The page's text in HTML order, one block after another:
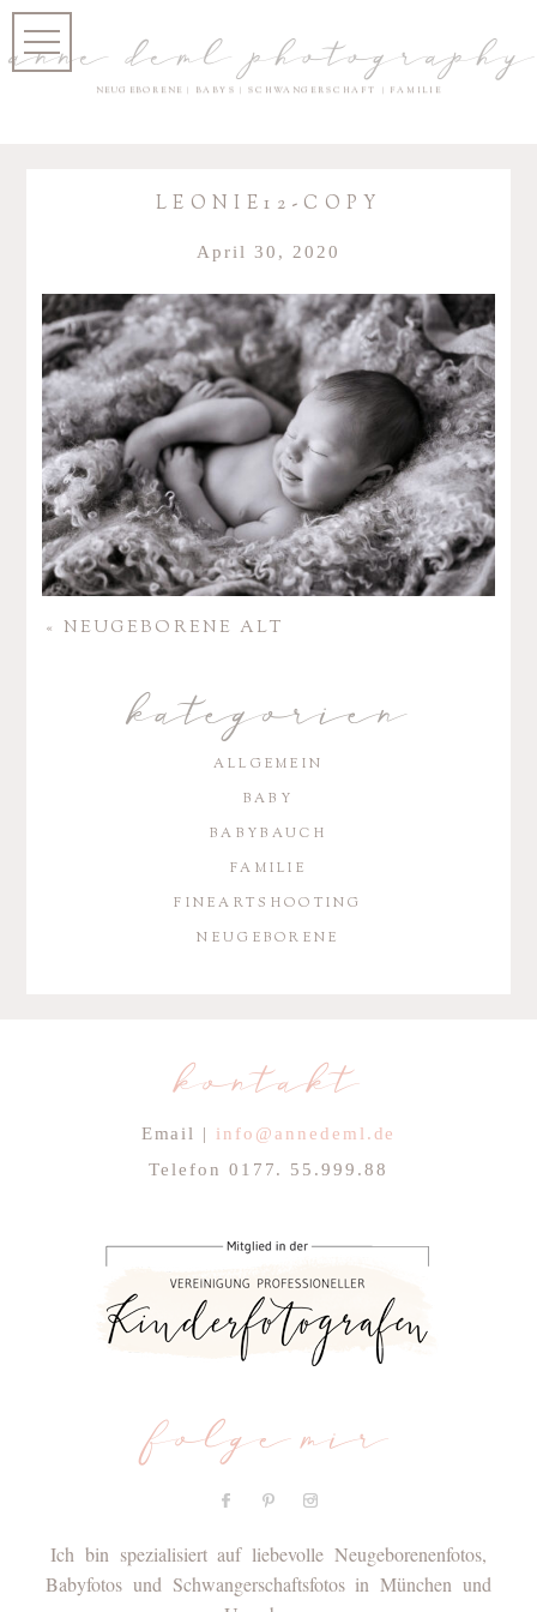
NEUGEBORENE | BABYS | SCHWANGERSCHAFT | FAMILIE
anne deml photography
LEONIE12-COPY
April 30, 2020
« NEUGE­BO­RENE ALT
kategorien
ALLGEMEIN
BABY
BABYBAUCH
FAMILIE
FINEARTSHOOTING
NEUGEBORENE
kontakt
Email | info@annedeml.de
Telefon 0177. 55.999.88
folge mir
Ich bin spezialisiert auf liebevolle Neugeborenenfotos,
Babyfotos und Schwangerschaftsfotos in München und